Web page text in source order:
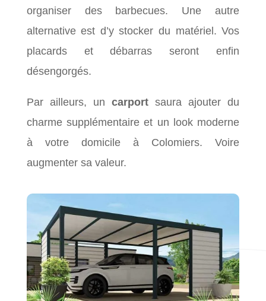
organiser des barbecues. Une autre
alternative est d’y stocker du matériel. Vos
placards et débarras seront enfin
désengorgés.
Par ailleurs, un carport saura ajouter du
charme supplémentaire et un look moderne
à votre domicile à Colomiers. Voire
augmenter sa valeur.